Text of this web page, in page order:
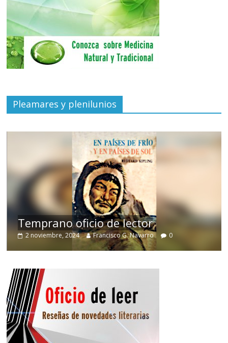
Pleamares y plenilunios
Temprano oficio de lector
2 noviembre, 2024 Francisco G. Navarro 0